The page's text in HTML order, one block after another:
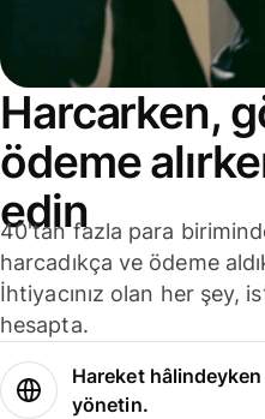
Harcarken,
ödeme
edin
40'tan fazla para
harcadıkça ve ödeme
İhtiyacınız olan her şey,
hesapta.
Hareket hâlindeyken
yönetin.